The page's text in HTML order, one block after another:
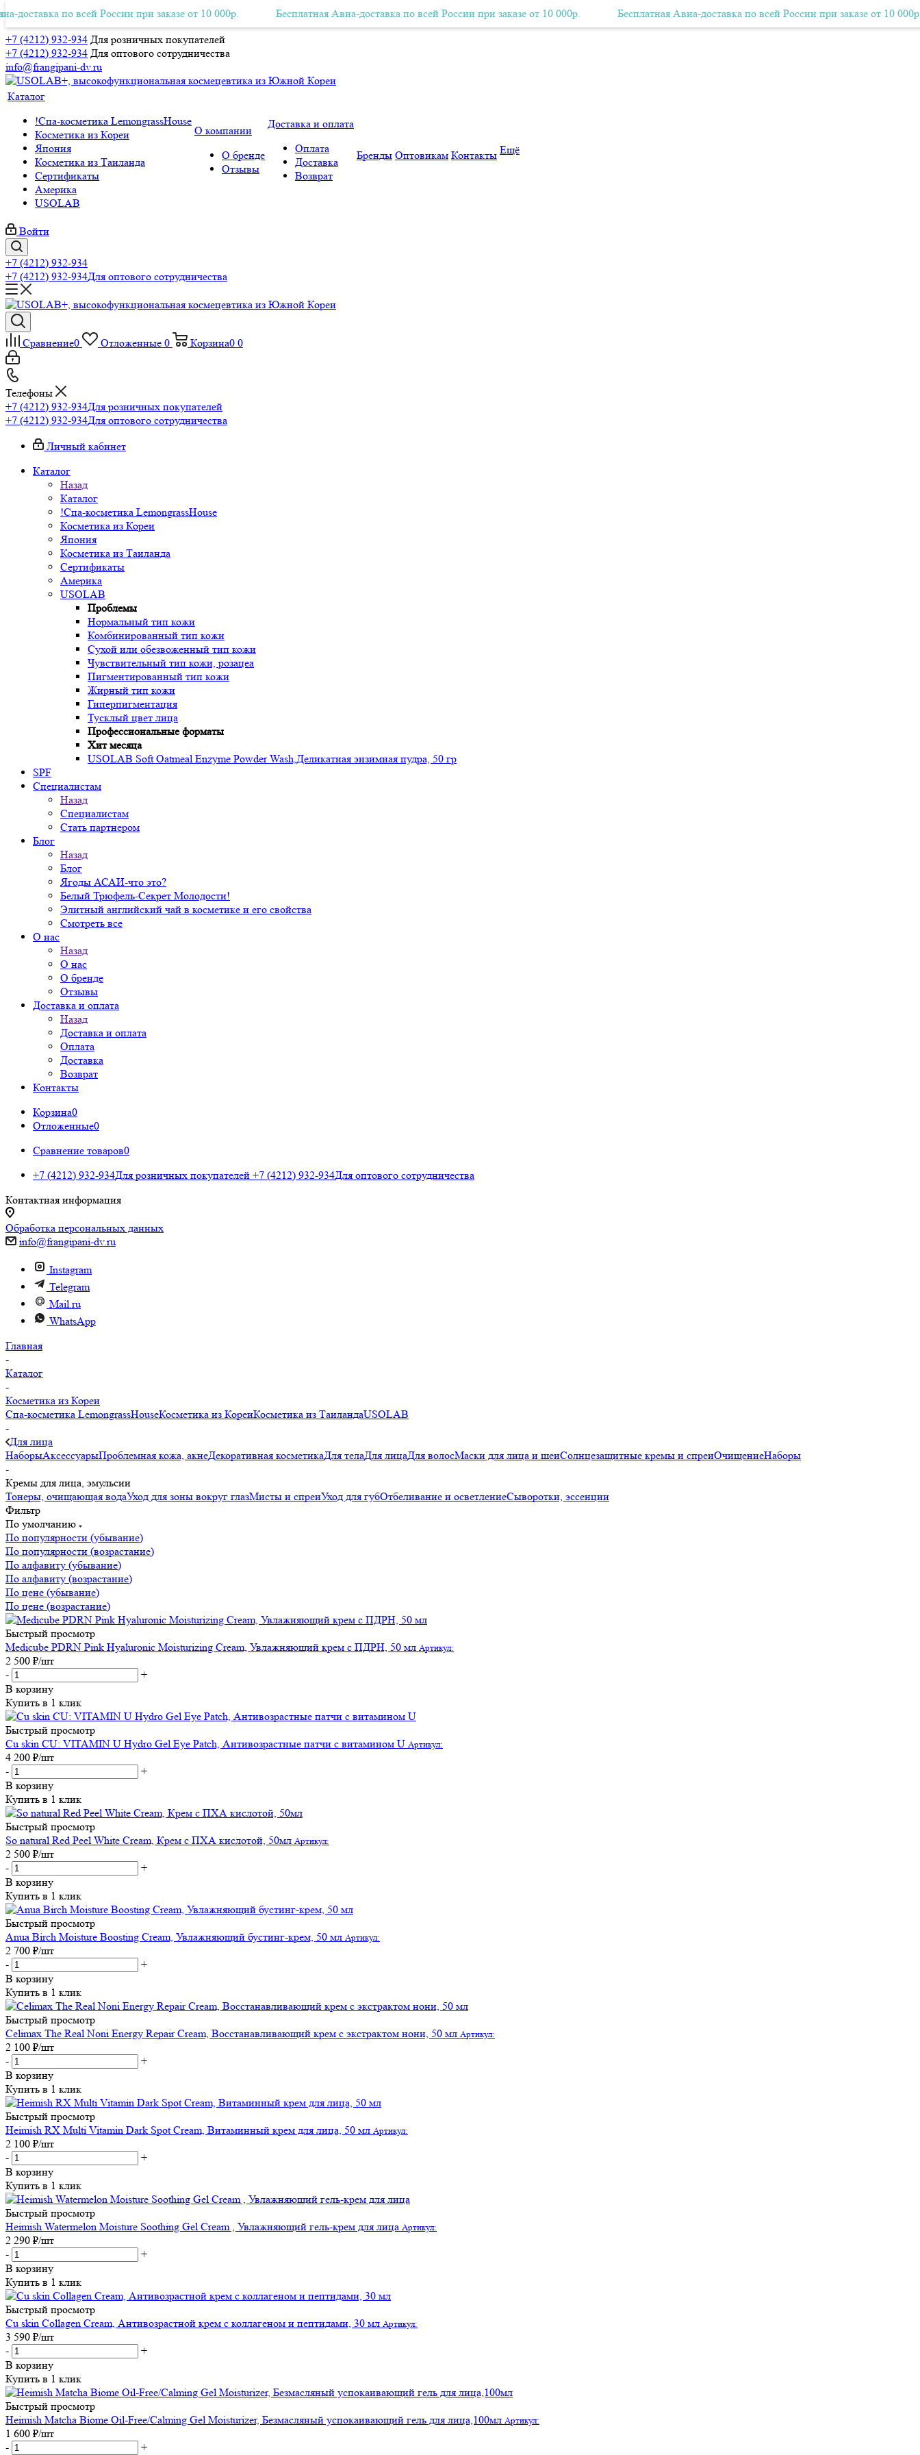
+7 (4212) 932-934 Для розничных покупателей
+7 (4212) 932-934 Для оптового сотрудничества
info@frangipani-dv.ru
Авиа-доставка по всей России при заказе от 10 000р. Бесплатная Авиа-доставка по всей России при заказе от 10 000р. Бесплатная Авиа-доставка по всей России при заказе от
по всей России при заказе от 10 000р. Бесплатная Авиа-доставка по всей России при заказе от 10 000р. Бесплатная Авиа-доставка по всей России при заказе от 10 000р.
Каталог
!Спа-косметика LemongrassHouse
Косметика из Кореи
Япония
Косметика из Таиланда
Сертификаты
Америка
USOLAB
О компании
О бренде
Отзывы
Доставка и оплата
Оплата
Доставка
Возврат
Бренды Оптовикам Контакты Ещё
Войти
+7 (4212) 932-934
+7 (4212) 932-934Для оптового сотрудничества
Сравнение0 Отложенные 0 Корзина0 0
Телефоны
+7 (4212) 932-934Для розничных покупателей
+7 (4212) 932-934Для оптового сотрудничества
Личный кабинет
Каталог
Назад
Каталог
!Спа-косметика LemongrassHouse
Косметика из Кореи
Япония
Косметика из Таиланда
Сертификаты
Америка
USOLAB
Проблемы
Нормальный тип кожи
Комбинированный тип кожи
Сухой или обезвоженный тип кожи
Чувствительный тип кожи, розацеа
Пигментированный тип кожи
Жирный тип кожи
Гиперпигментация
Тусклый цвет лица
Профессиональные форматы
Хит месяца
USOLAB Soft Oatmeal Enzyme Powder Wash,Деликатная энзимная пудра, 50 гр
SPF
Специалистам
Назад
Специалистам
Стать партнером
Блог
Назад
Блог
Ягоды АСАИ-что это?
Белый Трюфель-Секрет Молодости!
Элитный английский чай в косметике и его свойства
Смотреть все
О нас
Назад
О нас
О бренде
Отзывы
Доставка и оплата
Назад
Доставка и оплата
Оплата
Доставка
Возврат
Контакты
Корзина0
Отложенные0
Сравнение товаров0
+7 (4212) 932-934Для розничных покупателей +7 (4212) 932-934Для оптового сотрудничества
Контактная информация
Обработка персональных данных
info@frangipani-dv.ru
Instagram
Telegram
Mail.ru
WhatsApp
Главная
-
Каталог
-
Косметика из Кореи
Спа-косметика LemongrassHouseКосметика из КореиКосметика из ТаиландаUSOLAB
-
Для лица
НаборыАксессуарыПроблемная кожа, акнеДекоративная косметикаДля телаДля лицаДля волосМаски для лица и шеиСолнцезащитные кремы и спреиОчищениеНаборы
-
Кремы для лица, эмульсии
Тонеры, очищающая водаУход для зоны вокруг глазМисты и спреиУход для губОтбеливание и осветлениеСыворотки, эссенции
Фильтр
По умолчанию
По популярности (убывание)
По популярности (возрастание)
По алфавиту (убывание)
По алфавиту (возрастание)
По цене (убывание)
По цене (возрастание)
Быстрый просмотр
Medicube PDRN Pink Hyaluronic Moisturizing Cream, Увлажняющий крем с ПДРН, 50 мл Артикул:
2 500 ₽/шт
-
+
В корзину
Купить в 1 клик
Быстрый просмотр
Cu skin CU: VITAMIN U Hydro Gel Eye Patch, Антивозраcтные патчи с витамином U Артикул:
4 200 ₽/шт
-
+
В корзину
Купить в 1 клик
Быстрый просмотр
So natural Red Peel White Cream, Крем с ПХА кислотой, 50мл Артикул:
2 500 ₽/шт
-
+
В корзину
Купить в 1 клик
Быстрый просмотр
Anua Birch Moisture Boosting Cream, Увлажняющий бустинг-крем, 50 мл Артикул:
2 700 ₽/шт
-
+
В корзину
Купить в 1 клик
Быстрый просмотр
Celimax The Real Noni Energy Repair Cream, Восстанавливающий крем с экстрактом нони, 50 мл Артикул:
2 100 ₽/шт
-
+
В корзину
Купить в 1 клик
Быстрый просмотр
Heimish RX Multi Vitamin Dark Spot Cream, Витаминный крем для лица, 50 мл Артикул:
2 100 ₽/шт
-
+
В корзину
Купить в 1 клик
Быстрый просмотр
Heimish Watermelon Moisture Soothing Gel Cream , Увлажняющий гель-крем для лица Артикул:
2 290 ₽/шт
-
+
В корзину
Купить в 1 клик
Быстрый просмотр
Cu skin Collagen Cream, Антивозрастной крем с коллагеном и пептидами, 30 мл Артикул:
3 590 ₽/шт
-
+
В корзину
Купить в 1 клик
Быстрый просмотр
Heimish Matcha Biome Oil-Free/Calming Gel Moisturizer, Безмасляный успокаивающий гель для лица,100мл Артикул:
1 600 ₽/шт
-
+